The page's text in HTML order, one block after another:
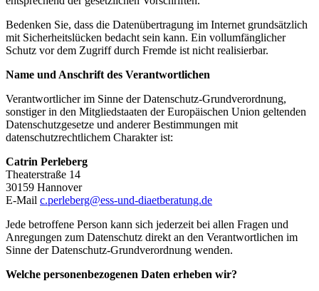
Bedenken Sie, dass die Datenübertragung im Internet grundsätzlich
mit Sicherheitslücken bedacht sein kann. Ein vollumfänglicher
Schutz vor dem Zugriff durch Fremde ist nicht realisierbar.
Name und Anschrift des Verantwortlichen
Verantwortlicher im Sinne der Datenschutz-Grundverordnung,
sonstiger in den Mitgliedstaaten der Europäischen Union geltenden
Datenschutzgesetze und anderer Bestimmungen mit
datenschutzrechtlichem Charakter ist:
Catrin Perleberg
Theaterstraße 14
30159 Hannover
E-Mail c.perleberg@ess-und-diaetberatung.de
Jede betroffene Person kann sich jederzeit bei allen Fragen und
Anregungen zum Datenschutz direkt an den Verantwortlichen im
Sinne der Datenschutz-Grundverordnung wenden.
Welche personenbezogenen Daten erheben wir?